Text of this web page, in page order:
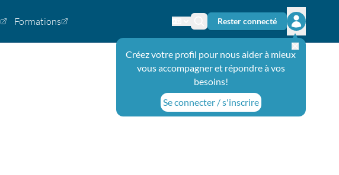
Formations Changer de langue
Icône de recherche
Rester connecté
Ouvrir le
Créez votre profil pour nous aider à mieux
vous accompagner et répondre à vos
besoins!
Se connecter / s'inscrire